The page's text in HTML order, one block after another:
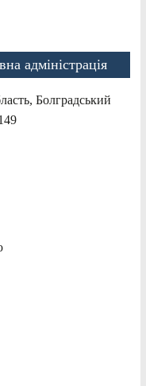
адміністрація
Болградський